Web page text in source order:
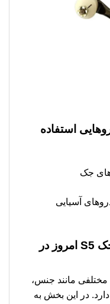
استفاده
جک
آسیایی
قیمت سیبک فرمان راست جک S5 امروز در
مانند جنس،
در این بخش به